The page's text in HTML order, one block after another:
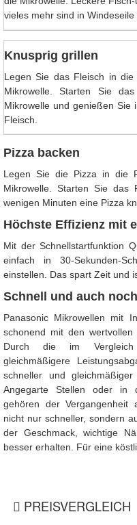
vieles mehr sind in
Knusprig grillen
Legen Sie das Fleisch in
Mikrowelle. Starten Sie
Mikrowelle und genießen Sie
Fleisch.
Pizza backen
Legen Sie die Pizza in die
Mikrowelle. Starten Sie das
wenigen Minuten eine Pizza
Höchste Effizienz mit
Mit der Schnellstartfunktion
einfach in 30-Sekunden-
einstellen. Das spart Zeit und
Schnell und auch
Panasonic Mikrowellen mit
schonend mit den wertvollen
Durch die im Vergleich
gleichmäßigere
schneller und
Angegarte Stellen oder in
gehören der Vergangenheit
nicht nur schneller, sondern
der Geschmack, wichtige
besser erhalten. Für eine
PREISVERGLEICH